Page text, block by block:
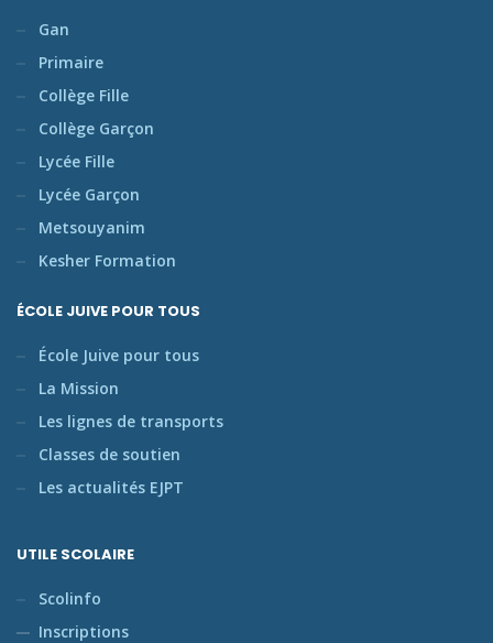
Gan
Primaire
Collège Fille
Collège Garçon
Lycée Fille
Lycée Garçon
Metsouyanim
Kesher Formation
ÉCOLE JUIVE POUR TOUS
École Juive pour tous
La Mission
Les lignes de transports
Classes de soutien
Les actualités EJPT
UTILE SCOLAIRE
Scolinfo
Inscriptions